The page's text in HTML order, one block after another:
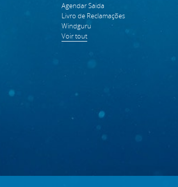
Agendar Saida
Livro de Reclamações
Windguru
Voir tout